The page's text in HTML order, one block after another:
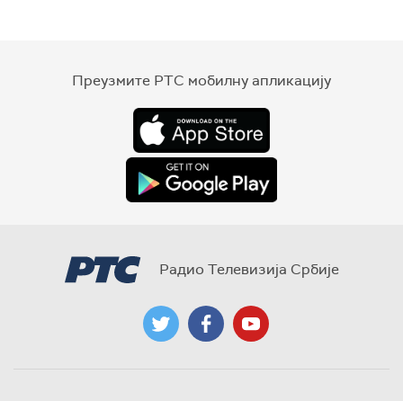
Преузмите РТС мобилну апликацију
Радио Телевизија Србије